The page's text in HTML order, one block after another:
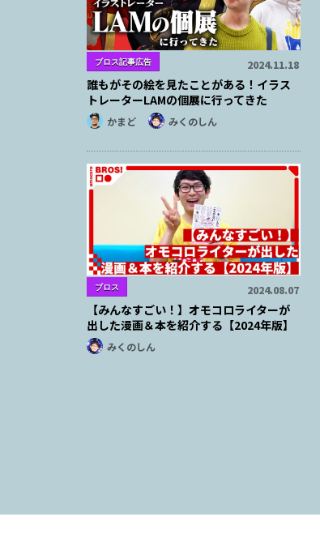
ブロス記事広告 2024.11.18
誰もがその絵を見たことがある！イラス
トレーターLAMの個展に行ってきた
かまど みくのしん
ブロス 2024.08.07
【みんなすごい！】オモコロライターが
出した漫画＆本を紹介する【2024年版】
みくのしん